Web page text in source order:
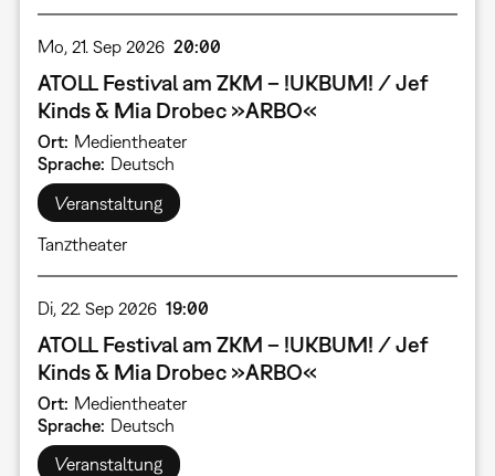
Mo, 21. Sep 2026 20:00
ATOLL Festival am ZKM – !UKBUM! / Jef
Kinds & Mia Drobec »ARBO«
Ort Medientheater
Sprache Deutsch
Veranstaltung
Tanztheater
Di, 22. Sep 2026 19:00
ATOLL Festival am ZKM – !UKBUM! / Jef
Kinds & Mia Drobec »ARBO«
Ort Medientheater
Sprache Deutsch
Veranstaltung